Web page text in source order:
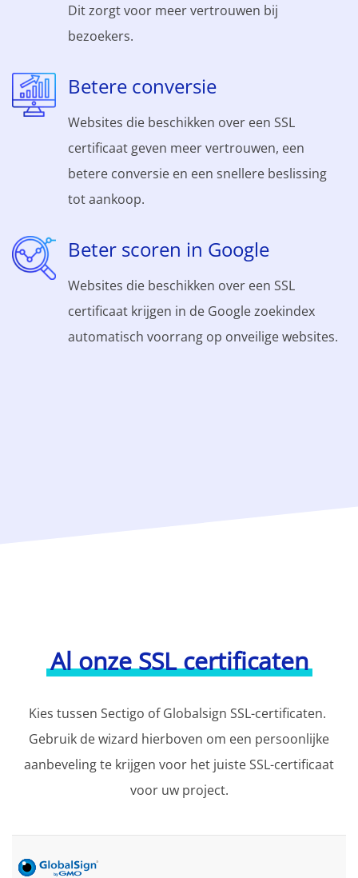
Dit zorgt voor meer vertrouwen bij
bezoekers.
Betere conversie
Websites die beschikken over een SSL
certificaat geven meer vertrouwen, een
betere conversie en een snellere beslissing
tot aankoop.
Beter scoren in Google
Websites die beschikken over een SSL
certificaat krijgen in de Google zoekindex
automatisch voorrang op onveilige websites.
Al onze SSL certificaten
Kies tussen Sectigo of Globalsign SSL-certificaten.
Gebruik de wizard hierboven om een persoonlijke
aanbeveling te krijgen voor het juiste SSL-certificaat
voor uw project.